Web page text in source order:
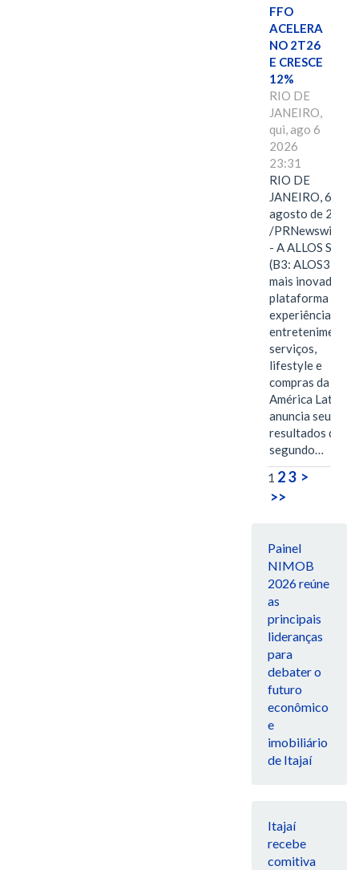
FFO
ACELERA
NO 2T26
E CRESCE
12%
RIO DE
JANEIRO,
qui, ago 6
2026
23:31
RIO DE
JANEIRO, 6 de
agosto de 2026
/PRNewswire/ -
- A ALLOS S.A.
(B3: ALOS3), a
mais inovadora
plataforma de
experiências,
entretenimento,
serviços,
lifestyle e
compras da
América Latina
anuncia seus
resultados do
segundo…
1 23 >
>>
Painel
NIMOB
2026 reúne
as
principais
lideranças
para
debater o
futuro
econômico
e
imobiliário
de Itajaí
Itajaí
recebe
comitiva